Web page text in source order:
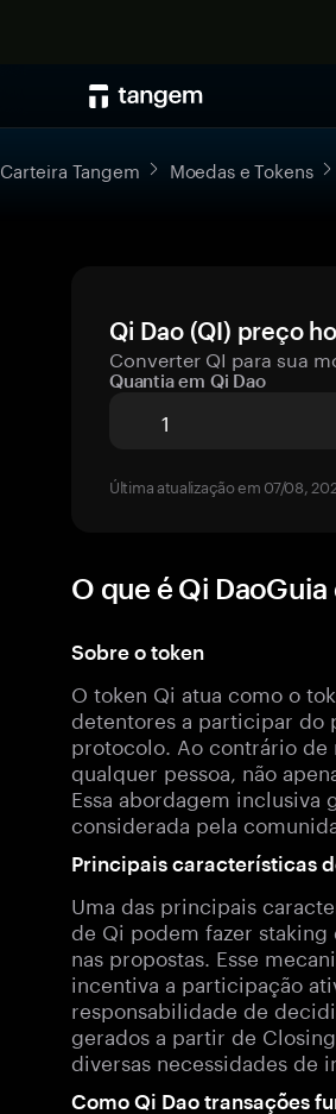
Carteira Tangem Moedas e Tokens
Qi Dao (QI) preço
Converter QI para sua
Quantia em Qi Dao
Última atualização em 07/08,
O que é Qi
Sobre o token
O token Qi atua como o
detentores a participar do
protocolo. Ao contrário de
qualquer pessoa, não
Essa abordagem inclusiva
considerada pela
Principais características
Uma das principais
de Qi podem fazer
nas propostas. Esse
incentiva a participação
responsabilidade de
gerados a partir de
diversas necessidades de
Como Qi Dao transações